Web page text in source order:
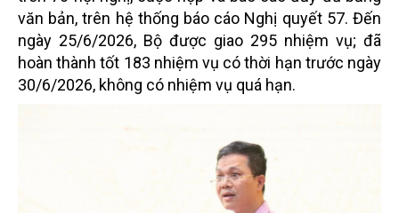
văn bản, trên hệ thống báo cáo Nghị quyết 57. Đến
ngày 25/6/2026, Bộ được giao 295 nhiệm vụ; đã
hoàn thành tốt 183 nhiệm vụ có thời hạn trước ngày
30/6/2026, không có nhiệm vụ quá hạn.